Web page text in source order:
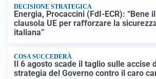
DECISIONE STRATEGICA
Energia, Procaccini (FdI-ECR): “Bene
clausola UE per rafforzare la
italiana”
COSA SUCCEDERÀ
Il 6 agosto scade il taglio sulle accise
strategia del Governo contro il caro